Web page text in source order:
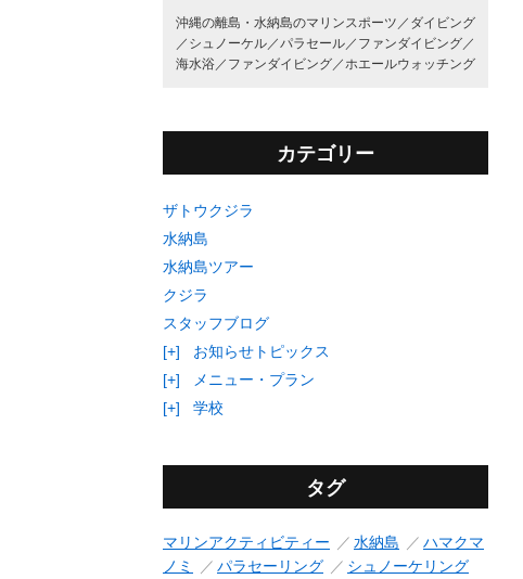
沖縄の離島・水納島のマリンスポーツ／ ダイビング
／ シュノーケル／ パラセール／ ファンダイビング／
海水浴／ ファンダイビング／ ホエールウォッチング
カテゴリー
ザトウクジラ
水納島
水納島ツアー
クジラ
スタッフブログ
[+]
お知らせトピックス
[+]
メニュー・プラン
[+]
学校
タグ
マリンアクティビティー 水納島
ハマクマ
ノミ
パラセーリング
シュノーケリング